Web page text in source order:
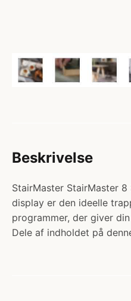
Beskrivelse
StairMaster StairMaster 8
display er den ideelle
programmer, der giver
Dele af indholdet på